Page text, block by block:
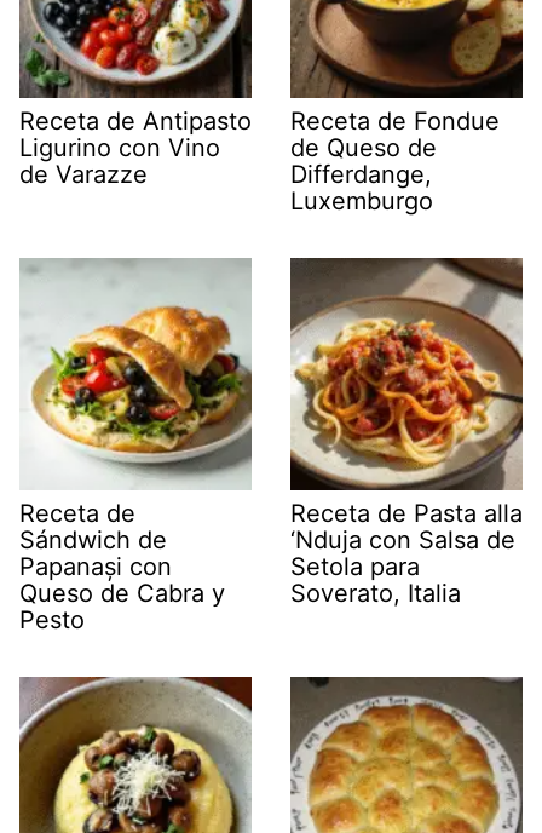
Receta de Antipasto
Ligurino con Vino
de Varazze
Receta de Fondue
de Queso de
Differdange,
Luxemburgo
Receta de
Sándwich de
Papanași con
Queso de Cabra y
Pesto
Receta de Pasta alla
‘Nduja con Salsa de
Setola para
Soverato, Italia